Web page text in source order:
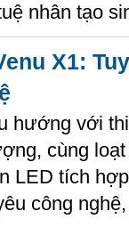
nhân tạo
X1:
hướng với
cùng
LED tích
công